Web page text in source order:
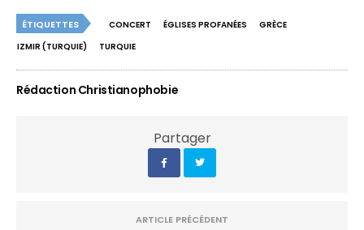
ÉTIQUETTES CONCERT ÉGLISES PROFANÉES
GRÈCE
IZMIR (TURQUIE)
TURQUIE
Rédaction Christianophobie
Partager
ARTICLE PRÉCÉDENT